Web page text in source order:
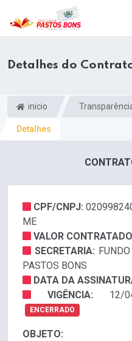
Detalhes do
inicio
Detalhes
CPF/CNPJ:
ME
VALOR
SECRETARIA:
PASTOS BONS
DATA DA
VIGÊNCIA: 12/
ENCERRADO
OBJETO: